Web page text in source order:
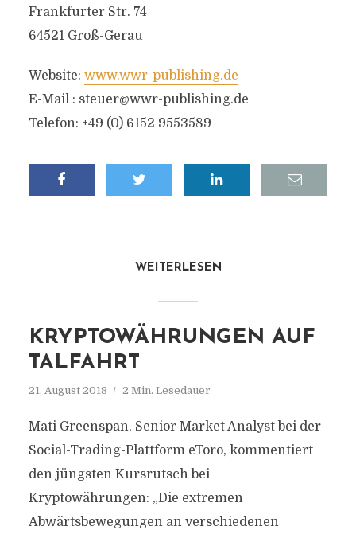
Frankfurter Str. 74
64521 Groß-Gerau
Website: www.wwr-publishing.de
E-Mail : steuer@wwr-publishing.de
Telefon: +49 (0) 6152 9553589
WEITERLESEN
KRYPTOWÄHRUNGEN AUF
TALFAHRT
21. August 2018 2 Min. Lesedauer
Mati Greenspan, Senior Market Analyst bei der
Social-Trading-Plattform eToro, kommentiert
den jüngsten Kursrutsch bei
Kryptowährungen: „Die extremen
Abwärtsbewegungen an verschiedenen